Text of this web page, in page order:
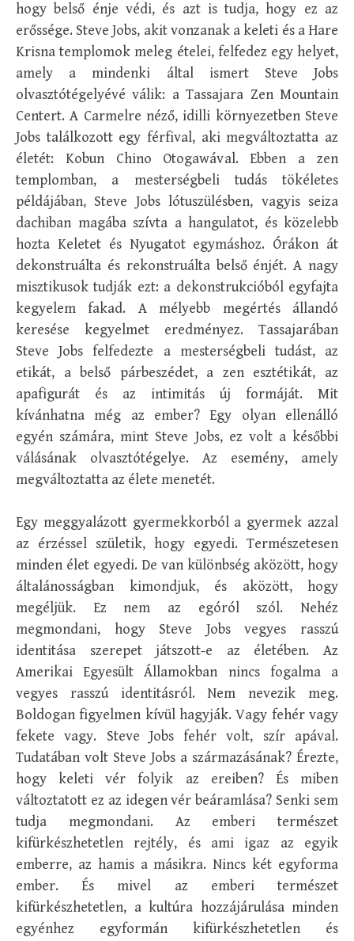
hogy belső énje védi, és azt is tudja, hogy ez az
erőssége. Steve Jobs, akit vonzanak a keleti és a Hare
Krisna templomok meleg ételei, felfedez egy helyet,
amely a mindenki által ismert Steve Jobs
olvasztótégelyévé válik: a Tassajara Zen Mountain
Centert. A Carmelre néző, idilli környezetben Steve
Jobs találkozott egy férfival, aki megváltoztatta az
életét: Kobun Chino Otogawával. Ebben a zen
templomban, a mesterségbeli tudás tökéletes
példájában, Steve Jobs lótuszülésben, vagyis seiza
dachiban magába szívta a hangulatot, és közelebb
hozta Keletet és Nyugatot egymáshoz. Órákon át
dekonstruálta és rekonstruálta belső énjét. A nagy
misztikusok tudják ezt: a dekonstrukcióból egyfajta
kegyelem fakad. A mélyebb megértés állandó
keresése kegyelmet eredményez. Tassajarában
Steve Jobs felfedezte a mesterségbeli tudást, az
etikát, a belső párbeszédet, a zen esztétikát, az
apafigurát és az intimitás új formáját. Mit
kívánhatna még az ember? Egy olyan ellenálló
egyén számára, mint Steve Jobs, ez volt a későbbi
válásának olvasztótégelye. Az esemény, amely
megváltoztatta az élete menetét.
Egy meggyalázott gyermekkorból a gyermek azzal
az érzéssel születik, hogy egyedi. Természetesen
minden élet egyedi. De van különbség aközött, hogy
általánosságban kimondjuk, és aközött, hogy
megéljük. Ez nem az egóról szól. Nehéz
megmondani, hogy Steve Jobs vegyes rasszú
identitása szerepet játszott-e az életében. Az
Amerikai Egyesült Államokban nincs fogalma a
vegyes rasszú identitásról. Nem nevezik meg.
Boldogan figyelmen kívül hagyják. Vagy fehér vagy
fekete vagy. Steve Jobs fehér volt, szír apával.
Tudatában volt Steve Jobs a származásának? Érezte,
hogy keleti vér folyik az ereiben? És miben
változtatott ez az idegen vér beáramlása? Senki sem
tudja megmondani. Az emberi természet
kifürkészhetetlen rejtély, és ami igaz az egyik
emberre, az hamis a másikra. Nincs két egyforma
ember. És mivel az emberi természet
kifürkészhetetlen, a kultúra hozzájárulása minden
egyénhez egyformán kifürkészhetetlen és